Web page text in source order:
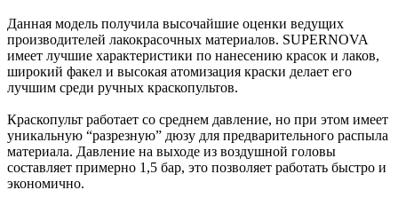
Данная модель получила высочайшие оценки ведущих
производителей лакокрасочных материалов. SUPERNOVA
имеет лучшие характеристики по нанесению красок и лаков,
широкий факел и высокая атомизация краски делает его
лучшим среди ручных краскопультов.
Краскопульт работает со среднем давление, но при этом имеет
уникальную “разрезную” дюзу для предварительного распыла
материала. Давление на выходе из воздушной головы
составляет примерно 1,5 бар, это позволяет работать быстро и
экономично.